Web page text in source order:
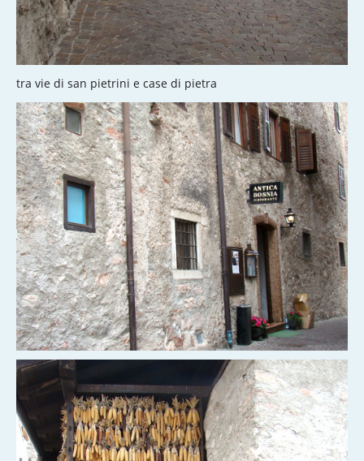
tra vie di san pietrini e case di pietra